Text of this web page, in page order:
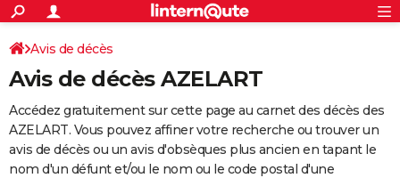
ACTUALITÉS
Politique
Société
Faits Divers
Education
Monde
Villes
+
SPORT
Coupe du monde 2026
Football
Tennis
Cyclisme
Rugby
Forum
Programme TV
TNT
Streaming
Cinéma
Sorties cinéma
Musique
+
FINANCE
Retraite
Epargne
Immobilier
Risques naturels par ville
Banque
Assurance
AUTO
Avis de décès
Avis de décès AZELART
Accédez gratuitement sur cette page au carnet des décès des
AZELART. Vous pouvez affiner votre recherche ou trouver un
avis de décès ou un avis d'obsèques plus ancien en tapant le
nom d'un défunt et/ou le nom ou le code postal d'une